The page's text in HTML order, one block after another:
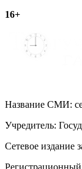
16+
Название СМИ:
Учредитель:
Сетевое издание